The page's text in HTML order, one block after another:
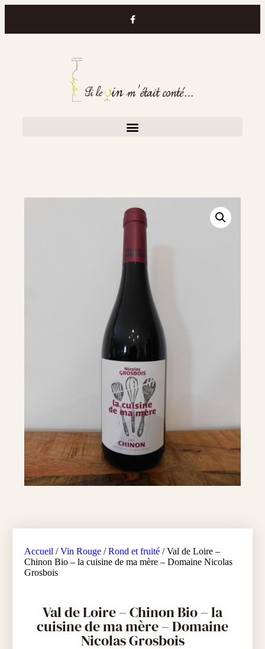
Accueil /Vin Rouge/Rond et fruité/ Val de Loire –
Chinon Bio – la cuisine de ma mère – Domaine Nicolas
Grosbois
Val de Loire – Chinon Bio – la
cuisine de ma mère – Domaine
Nicolas Grosbois